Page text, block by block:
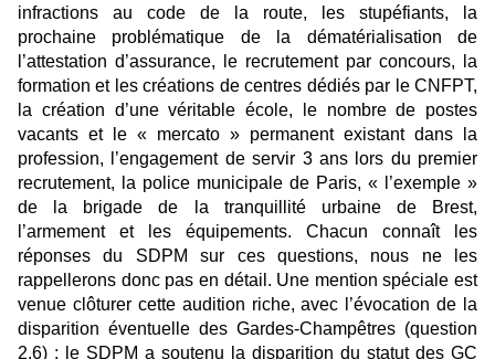
infractions au code de la route, les stupéfiants, la
prochaine problématique de la dématérialisation de
l’attestation d’assurance, le recrutement par concours, la
formation et les créations de centres dédiés par le CNFPT,
la création d’une véritable école, le nombre de postes
vacants et le « mercato » permanent existant dans la
profession, l’engagement de servir 3 ans lors du premier
recrutement, la police municipale de Paris, « l’exemple »
de la brigade de la tranquillité urbaine de Brest,
l’armement et les équipements. Chacun connaît les
réponses du SDPM sur ces questions, nous ne les
rappellerons donc pas en détail. Une mention spéciale est
venue clôturer cette audition riche, avec l’évocation de la
disparition éventuelle des Gardes-Champêtres (question
2.6) : le SDPM a soutenu la disparition du statut des GC